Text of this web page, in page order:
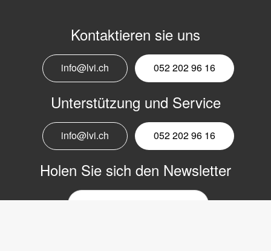
Kontaktieren sie uns
info@lvi.ch 052 202 96 16
Unterstützung und Service
info@lvi.ch 052 202 96 16
Holen Sie sich den Newsletter